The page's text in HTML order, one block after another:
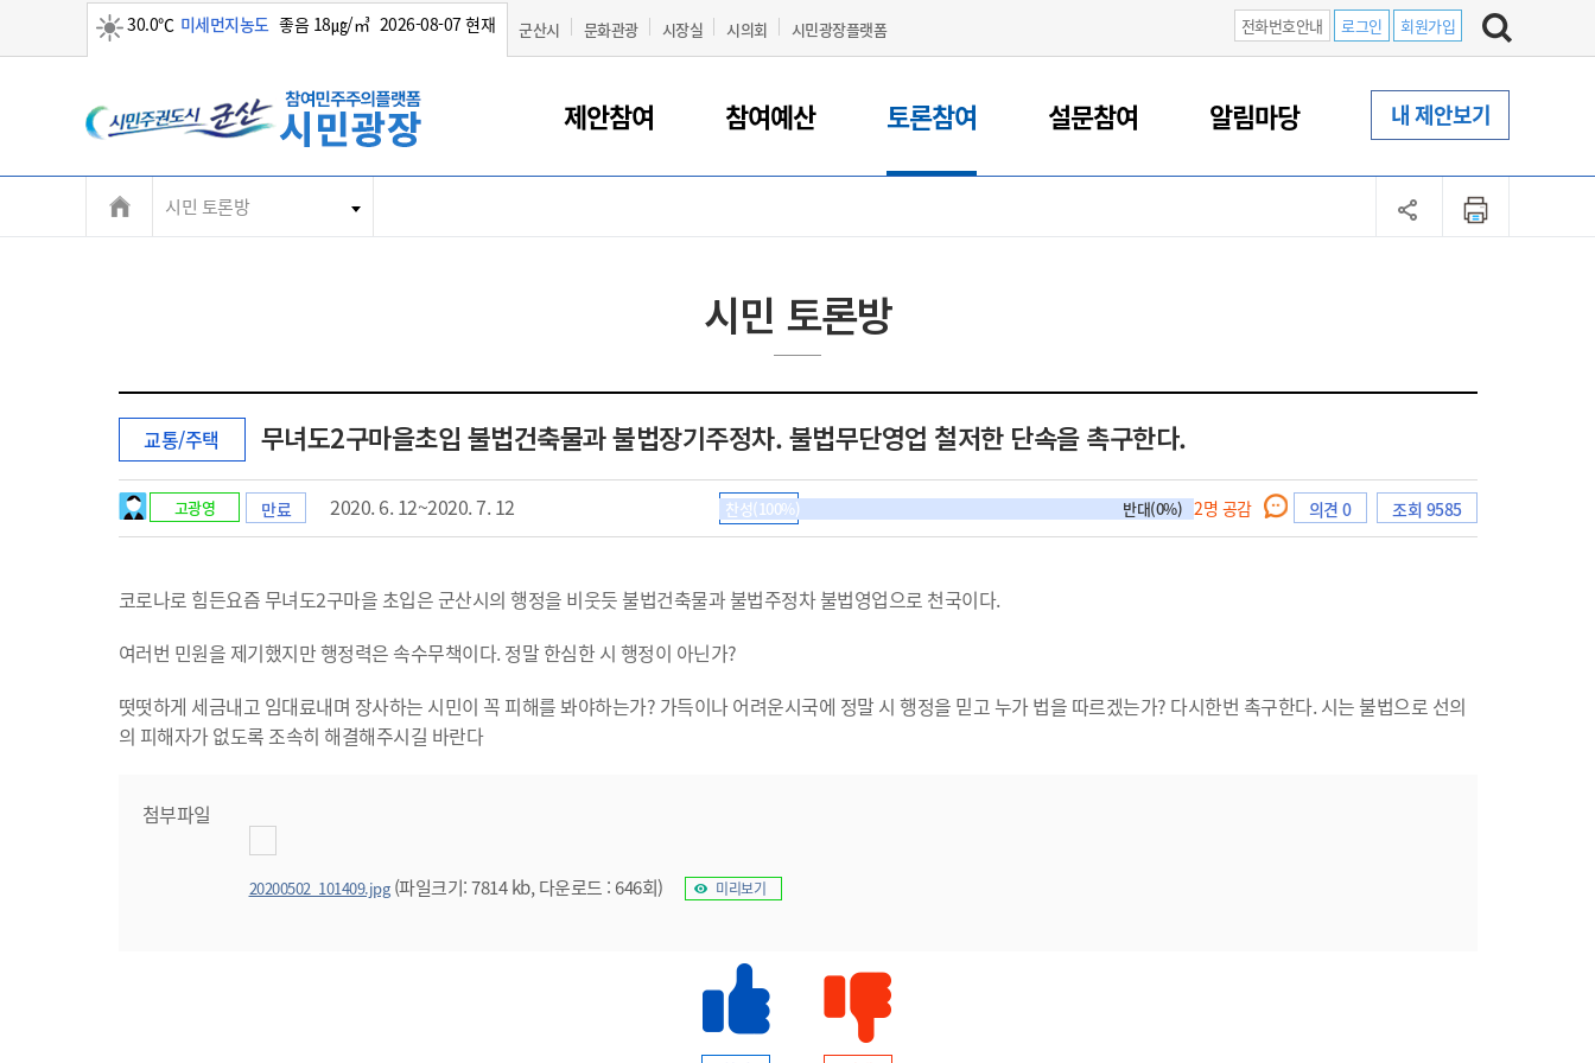
30.0℃ 미세먼지농도 좋음 18㎍/㎥ 2026-08-07 현재 군산시 문화관광 시장실 시의회 시민광장플랫폼 전화번호안내 로그인 회원가입
제안참여 참여예산 토론참여 설문참여 알림마당 내 제안보기
시민 토론방
시민 토론방
교통/주택 무녀도2구마을초입 불법건축물과 불법장기주정차. 불법무단영업 철저한 단속을 촉구한다.
고광영 만료 2020. 6. 12~2020. 7. 12 찬반형
찬성(100%) 반대(0%) 2명 공감 의견 0 조회 9585
코로나로 힘든요즘 무녀도2구마을 초입은 군산시의 행정을 비웃듯 불법건축물과 불법주정차 불법영업으로 천국이다.
여러번 민원을 제기했지만 행정력은 속수무책이다. 정말 한심한 시 행정이 아닌가?
떳떳하게 세금내고 임대료내며 장사하는 시민이 꼭 피해를 봐야하는가? 가득이나 어려운시국에 정말 시 행정을 믿고 누가 법을 따르겠는가? 다시한번 촉구한다. 시는 불법으로 선의
의 피해자가 없도록 조속히 해결해주시길 바란다
첨부파일
20200502_101409.jpg (파일크기: 7814 kb, 다운로드 : 646회) 미리보기